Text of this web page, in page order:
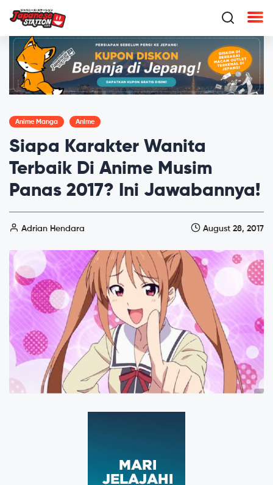
Anime Manga Anime
Siapa Karakter Wanita
Terbaik Di Anime Musim
Panas 2017? Ini Jawabannya!
Adrian Hendara August 28, 2017